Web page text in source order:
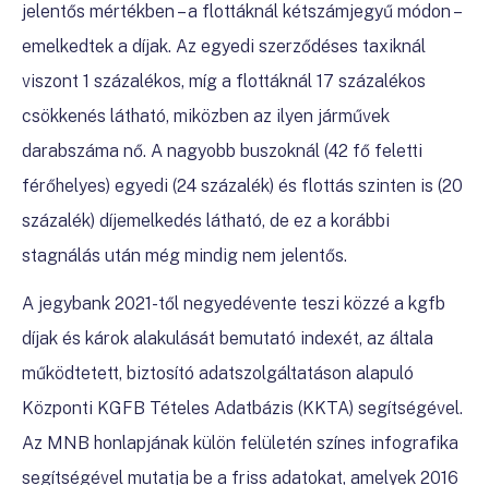
jelentős mértékben – a flottáknál kétszámjegyű módon –
emelkedtek a díjak. Az egyedi szerződéses taxiknál
viszont 1 százalékos, míg a flottáknál 17 százalékos
csökkenés látható, miközben az ilyen járművek
darabszáma nő. A nagyobb buszoknál (42 fő feletti
férőhelyes) egyedi (24 százalék) és flottás szinten is (20
százalék) díjemelkedés látható, de ez a korábbi
stagnálás után még mindig nem jelentős.
A jegybank 2021-től negyedévente teszi közzé a kgfb
díjak és károk alakulását bemutató indexét, az általa
működtetett, biztosító adatszolgáltatáson alapuló
Központi KGFB Tételes Adatbázis (KKTA) segítségével.
Az MNB honlapjának külön felületén színes infografika
segítségével mutatja be a friss adatokat, amelyek 2016